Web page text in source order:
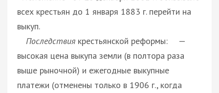
всех крестьян до 1 января 1883 г. перейти на
выкуп.
Последствия крестьянской реформы: —
высокая цена выкупа земли (в полтора раза
выше рыночной) и ежегодные выкупные
платежи (отменены только в 1906 г., когда